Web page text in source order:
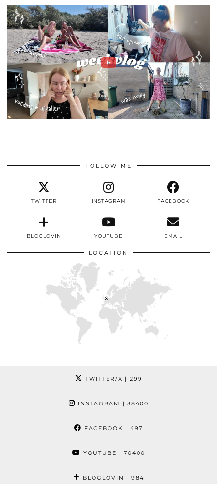
FOLLOW ME
TWITTER INSTAGRAM FACEBOOK
BLOGLOVIN YOUTUBE EMAIL
LOCATION
TWITTER/X | 299
INSTAGRAM | 38400
FACEBOOK | 497
YOUTUBE | 70400
BLOGLOVIN | 984